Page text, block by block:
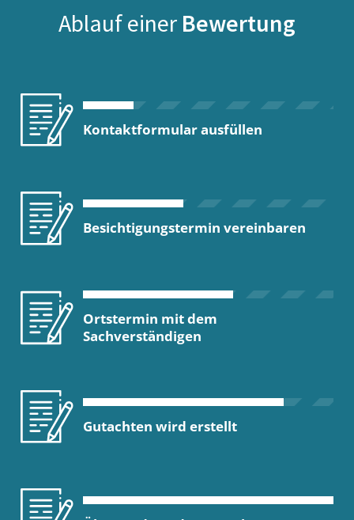
Ablauf einer Bewertung
Kontaktformular ausfüllen
Besichtigungstermin vereinbaren
Ortstermin mit dem
Sachverständigen
Gutachten wird erstellt